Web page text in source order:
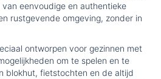
eenvoudige en authentieke
rustgevende omgeving, zonder in
ontworpen voor gezinnen met
om te spelen en te
blokhut, fietstochten en de altijd